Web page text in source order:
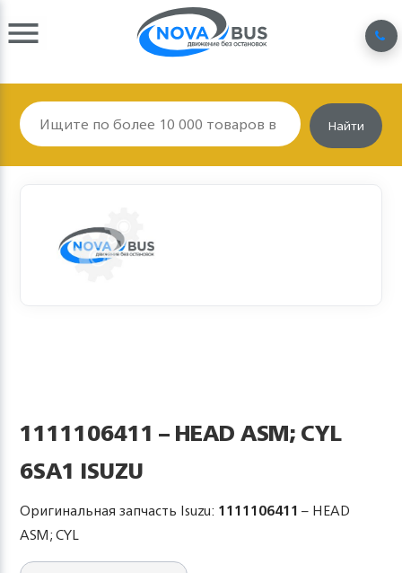
Найти
1111106411 – HEAD ASM; CYL
6SA1 ISUZU
Оригинальная запчасть Isuzu: 1111106411– HEAD
ASM; CYL